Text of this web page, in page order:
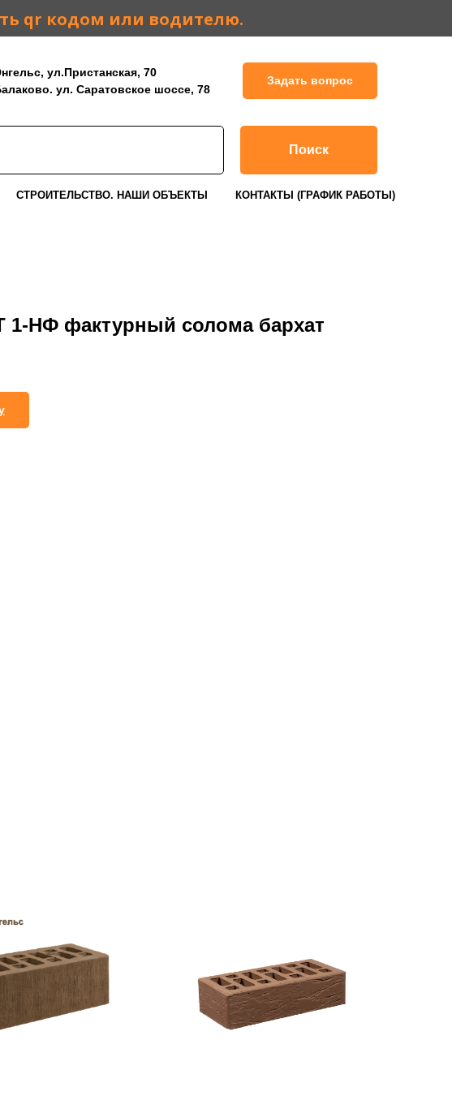
qr кодом или водителю.
ул.Пристанская, 70
ул. Саратовское шоссе, 78
Задать вопрос
Поиск
СТРОИТЕЛЬСТВО. НАШИ ОБЪЕКТЫ КОНТАКТЫ (ГРАФИК РАБОТЫ)
НФ фактурный солома бархат